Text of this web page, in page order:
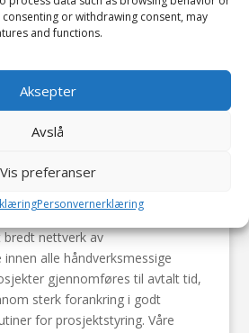
or withdrawing consent, may
and functions.
Aksepter
Avslå
Vis preferanser
Personvernerklæring
utfordringer
nettverk av
alle håndverksmessige
gjennomføres til avtalt tid,
sterk forankring i godt
for prosjektstyring. Våre